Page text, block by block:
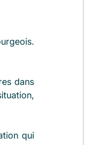
dans
qui